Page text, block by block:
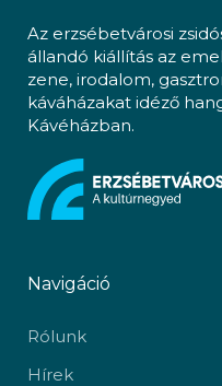
Az erzsébetvárosi
állandó kiállítás az
zene, irodalom,
káváházakat idéző
Kávéházban.
Navigáció
Rólunk
Hírek